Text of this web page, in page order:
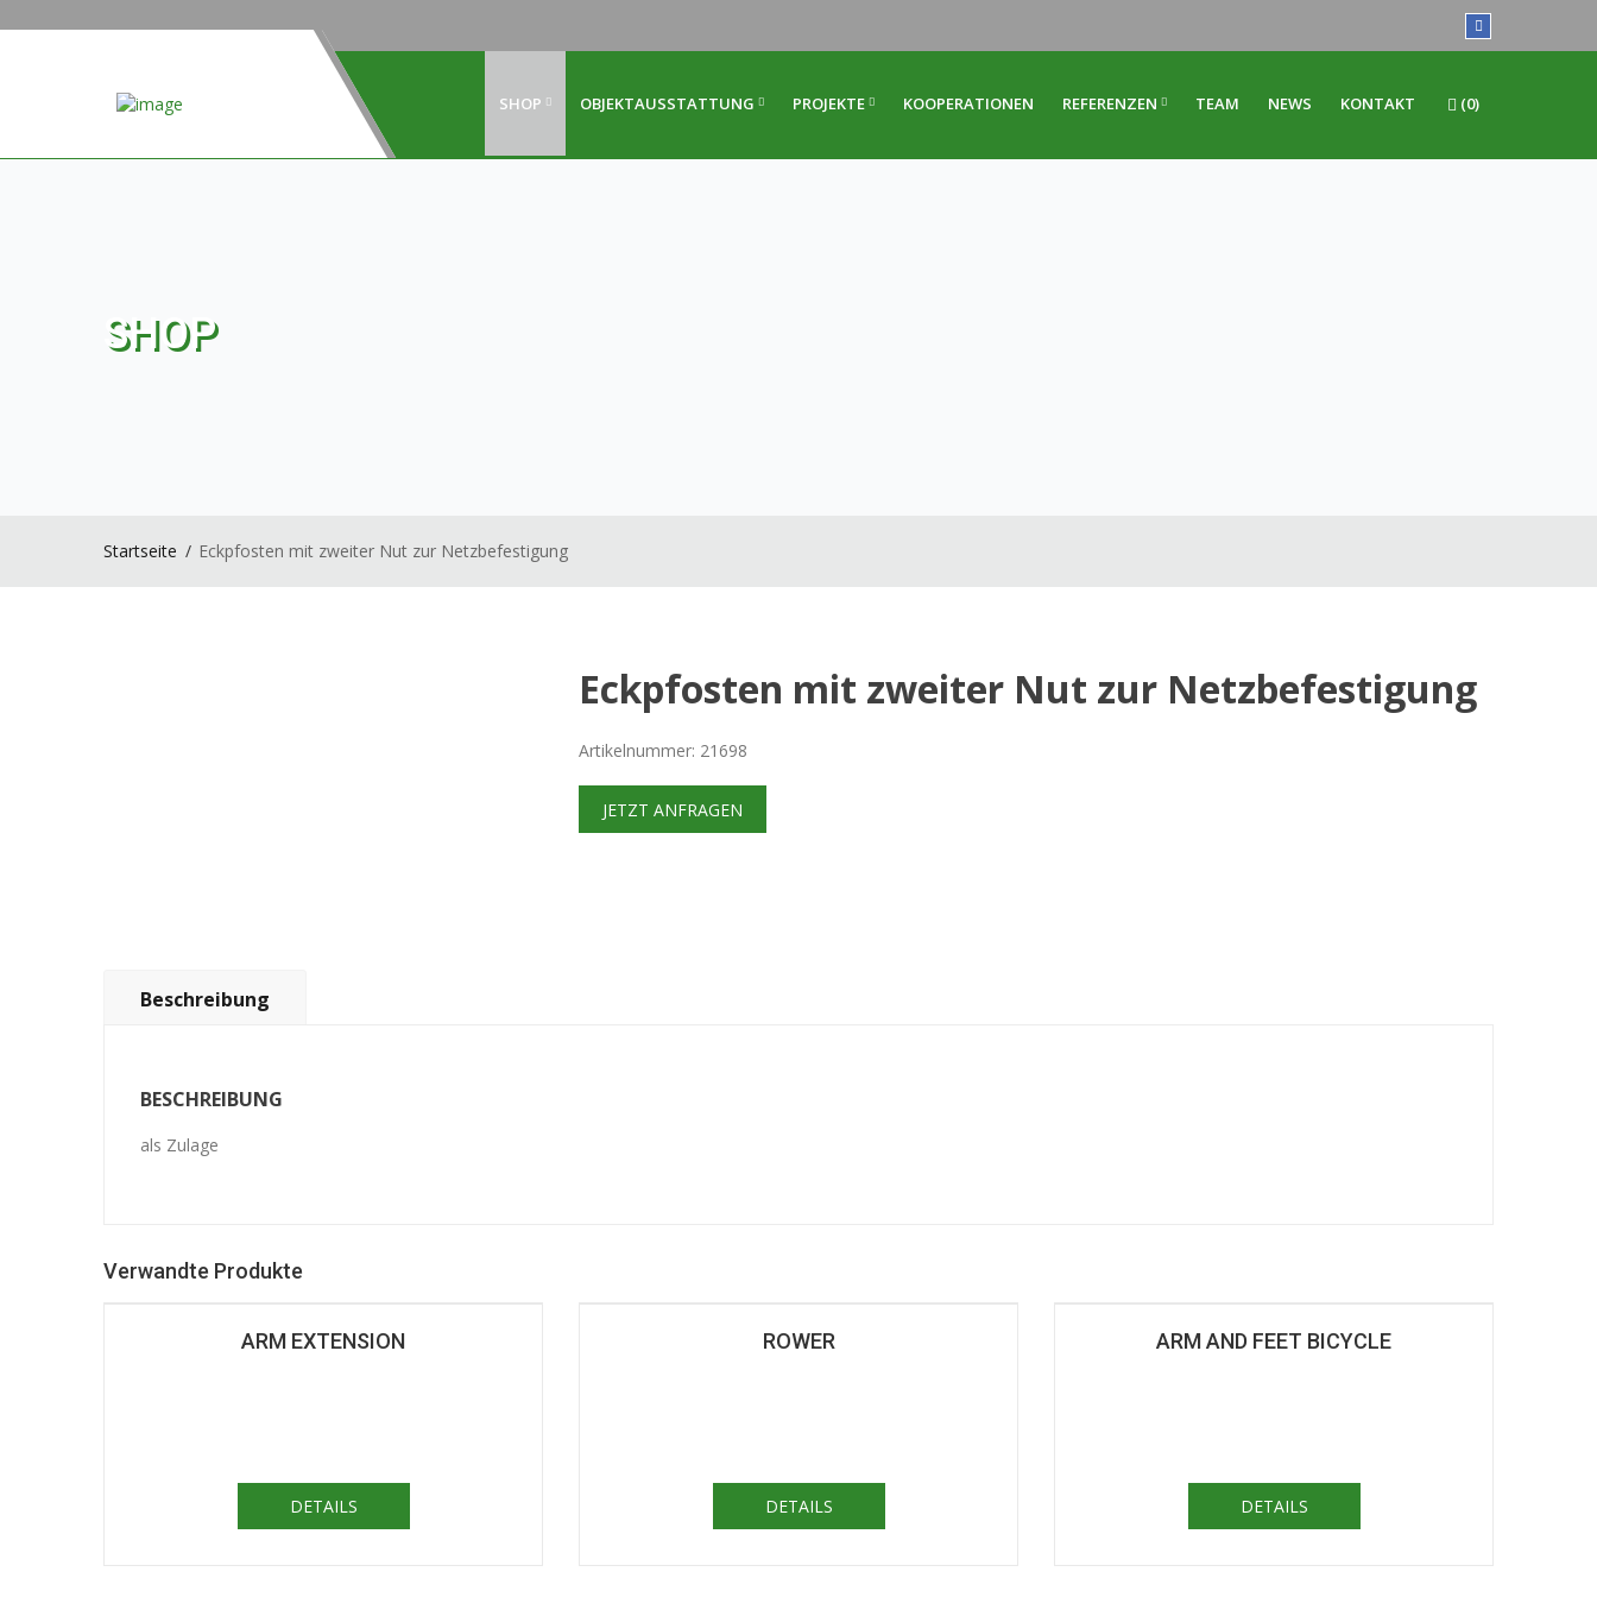
SHOP OBJEKTAUSSTATTUNG PROJEKTE KOOPERATIONEN REFERENZEN TEAM NEWS KONTAKT (0)
SHOP
Startseite Eckpfosten mit zweiter Nut zur Netzbefestigung
Eckpfosten mit zweiter Nut zur Netzbefestigung
Artikelnummer: 21698
JETZT ANFRAGEN
Beschreibung
BESCHREIBUNG
als Zulage
Verwandte Produkte
ARM EXTENSION
DETAILS
ROWER
DETAILS
ARM AND FEET BICYCLE
DETAILS